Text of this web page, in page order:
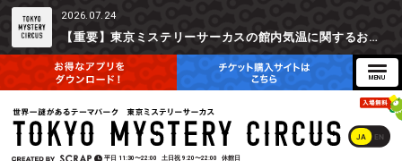
2026.07.24
【重要】東京ミステリーサーカスの館内気温に関するお詫びとご参加辞退時の返金対応について
JA EN
平日 11:30〜22:00 土日祝 9:20〜22:00 休館日